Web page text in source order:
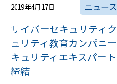
2019年4月17日 ニュー
サイバーセキュリティ
ュリティ教育カンパニ
キュリティエキスパー
締結